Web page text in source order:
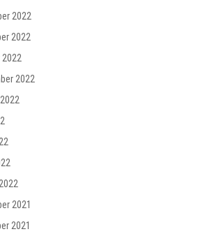
2022
2022
2022
2022
2021
2021